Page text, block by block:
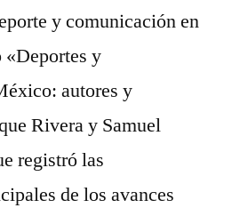
y comunicación en
y
autores y
Rivera y Samuel
registró las
de los avances